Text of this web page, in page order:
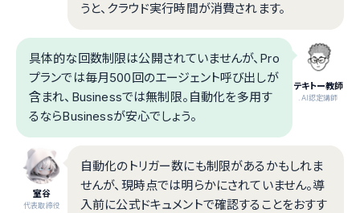
うと、クラウド実行時間が消費されます。
テキトー教師
.AI認定講師
具体的な回数制限は公開されていませんが、Pro
プランでは毎月500回のエージェント呼び出しが
含まれ、Businessでは無制限。自動化を多用す
るならBusinessが安心でしょう。
室谷
代表取締役
自動化のトリガー数にも制限があるかもしれま
せんが、現時点では明らかにされていません。導
入前に公式ドキュメントで確認することをおすす